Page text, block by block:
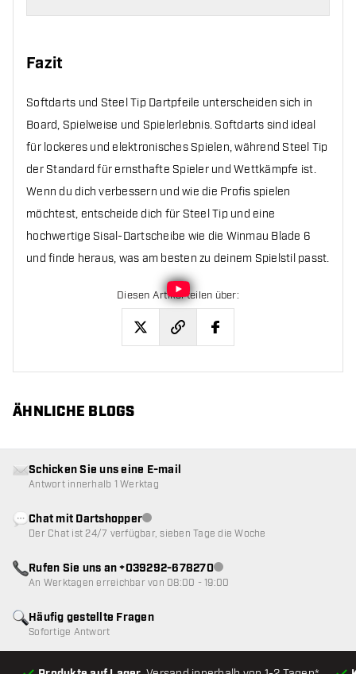
Fazit
Softdarts und Steel Tip Dartpfeile unterscheiden sich in
Board, Spielweise und Spielerlebnis. Softdarts sind ideal
für lockeres und elektronisches Spielen, während Steel Tip
der Standard für ernsthafte Spieler und Wettkämpfe ist.
Wenn du dich verbessern und wie die Profis spielen
möchtest, entscheide dich für Steel Tip und eine
hochwertige Sisal-Dartscheibe wie die Winmau Blade 6
und finde heraus, was am besten zu deinem Spielstil passt.
Diesen Artikel teilen über:
twitter facebook
ÄHNLICHE BLOGS
Häufig gestellte Fragen
Sofortige Antwort
Schicken Sie uns eine E-mail
Antwort innerhalb 1 Werktag
Chat mit DartshopperKundenservice nicht verfügbar
Der Chat ist 24/7 verfügbar, sieben Tage die Woche
Rufen Sie uns an +039292-678270Kundenservice nicht
An Werktagen erreichbar von 08:00 - 19:00